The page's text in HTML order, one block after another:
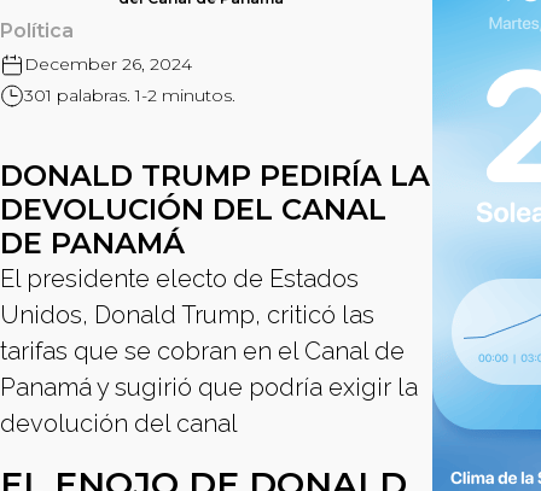
Política
December 26, 2024
301 palabras. 1-2 minutos.
DONALD TRUMP PEDIRÍA LA
DEVOLUCIÓN DEL CANAL
DE PANAMÁ
El presidente electo de Estados
Unidos, Donald Trump, criticó las
tarifas que se cobran en el Canal de
Panamá y sugirió que podría exigir la
devolución del canal